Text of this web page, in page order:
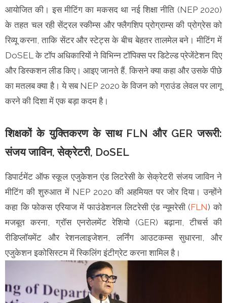
आयोजित की। इस मीटिंग का मकसद था नई शिक्षा नीति (NEP 2020)
के तहत चल रही सेंट्रल स्कीम्स और फ्लैगशिप प्रोग्राम्स की प्रोग्रेस को
रिव्यू करना, ताकि सेंटर और स्टेट्स के बीच बेहतर तालमेल बने। मीटिंग में
DoSEL के टॉप अधिकारियों ने विभिन्न टॉपिक्स पर डिटेल्ड प्रेजेंटेशन दिए
और डिस्कशन लीड किए। आइए जानते हैं, किसने क्या कहा और उसके पीछे
का मतलब क्या है। ये सब NEP 2020 के विजन को ग्राउंड लेवल पर लागू
करने की दिशा में एक बड़ा कदम है।
शिक्षकों के युक्तिकरण के साथ FLN और GER जरूरी:
संजय जाविन, सेक्रेटरी, DoSEL
डिपार्टमेंट ऑफ स्कूल एजुकेशन एंड लिटरेसी के सेक्रेटरी संजय जाविन ने
मीटिंग की शुरुआत में NEP 2020 की अहमियत पर जोर दिया। उन्होंने
कहा कि फोकस एरियाज में फाउंडेशनल लिटरेसी एंड न्यूमरेसी (FLN) को
मजबूत करना, ग्रॉस एनरोलमेंट रेशियो (GER) बढ़ाना, टीचर्स की
रीडिप्लॉयमेंट और रेशनलाइजेशन, लर्निंग आउटकम्स सुधारना, और
एजुकेशन इकोसिस्टम में स्किलिंग इंटीग्रेट करना शामिल है।